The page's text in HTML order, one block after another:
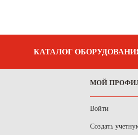
КАТАЛОГ
МОЙ
Войти
Создать